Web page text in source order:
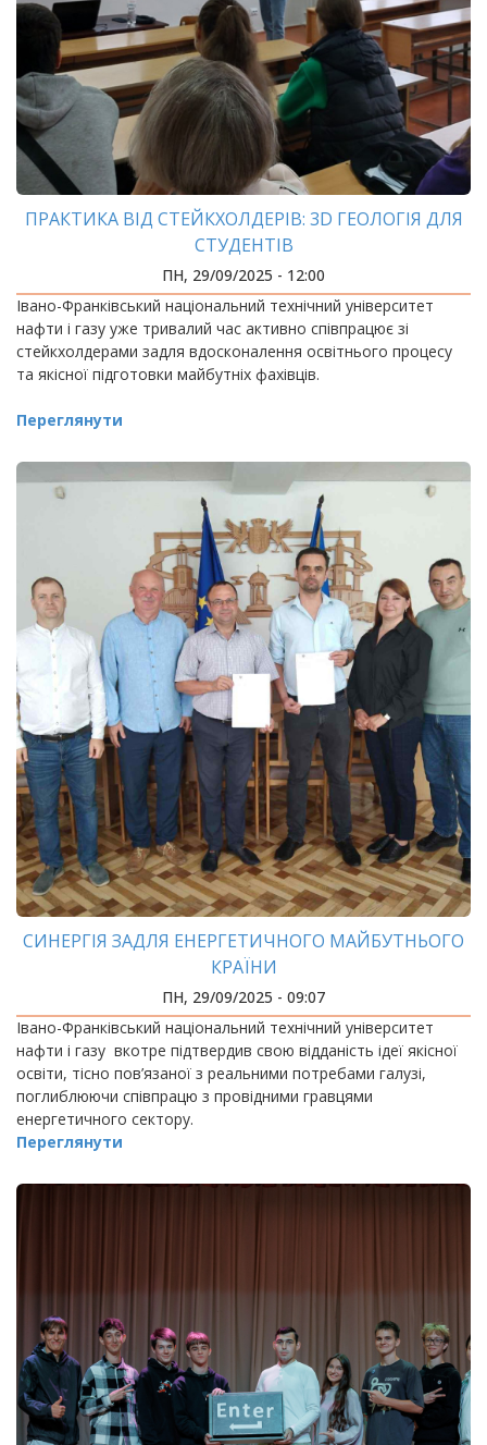
ПРАКТИКА ВІД СТЕЙКХОЛДЕРІВ: 3D ГЕОЛОГІЯ ДЛЯ
СТУДЕНТІВ
ПН, 29/09/2025 - 12:00
Івано-Франківський національний технічний університет
нафти і газу уже тривалий час активно співпрацює зі
стейкхолдерами задля вдосконалення освітнього процесу
та якісної підготовки майбутніх фахівців.
Переглянути
СИНЕРГІЯ ЗАДЛЯ ЕНЕРГЕТИЧНОГО МАЙБУТНЬОГО
КРАЇНИ
ПН, 29/09/2025 - 09:07
Івано-Франківський національний технічний університет
нафти і газу вкотре підтвердив свою відданість ідеї якісної
освіти, тісно пов’язаної з реальними потребами галузі,
поглиблюючи співпрацю з провідними гравцями
енергетичного сектору.
Переглянути